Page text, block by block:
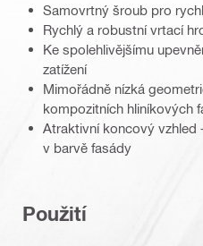
Samovrtný šroub pro
Rychlý a robustní vrtací
Ke spolehlivějšímu
zatížení
Mimořádně nízká
kompozitních hliníkových
Atraktivní koncový vzhled
v barvě fasády
Použití